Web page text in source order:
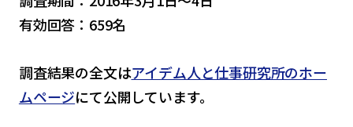
有効回答：659名
調査結果の全文はアイデム人と仕事研究所のホー
ムページにて公開しています。